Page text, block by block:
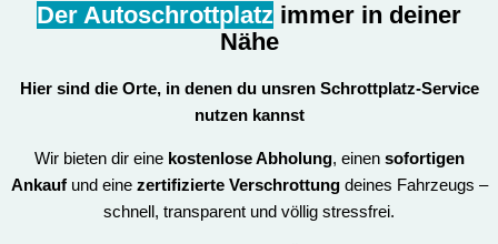
Der Autoschrottplatz immer in deiner
Nähe
Hier sind die Orte, in denen du unsren Schrottplatz-Service
nutzen kannst
Wir bieten dir eine kostenlose Abholung, einen sofortigen
Ankaufund eine zertifizierte Verschrottungdeines Fahrzeugs –
schnell, transparent und völlig stressfrei.